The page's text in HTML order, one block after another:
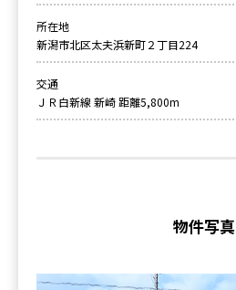
所在地
新潟市北区太夫浜新町２丁目224
交通
ＪＲ白新線 新崎 距離5,800m
物件写真